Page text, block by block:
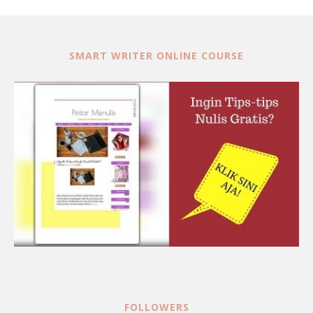
SMART WRITER ONLINE COURSE
FOLLOWERS